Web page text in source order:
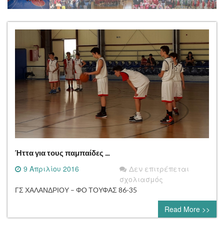
Ήττα για τους παμπαίδες …
9 Απριλίου 2016
Δεν επιτρέπεται
σχολιασμός
για
τους
παμπαίδες
ΓΣ ΧΑΛΑΝΔΡΙΟΥ – ΦΟ ΤΟΥΦΑΣ 86-35
Read More >>